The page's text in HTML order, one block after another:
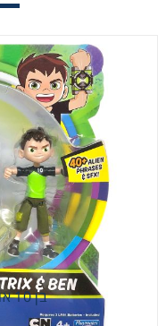
בן 10 אומניטריקס + דמות
בן 10 אומניטריקס + דמות